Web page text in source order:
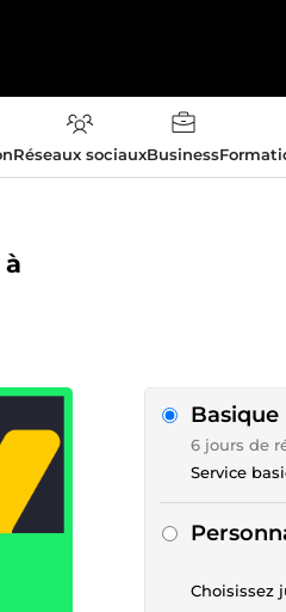
Réseaux sociauxBusiness
Basique
6 jours de
Service
Choisissez